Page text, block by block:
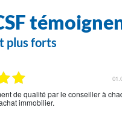
plus forts